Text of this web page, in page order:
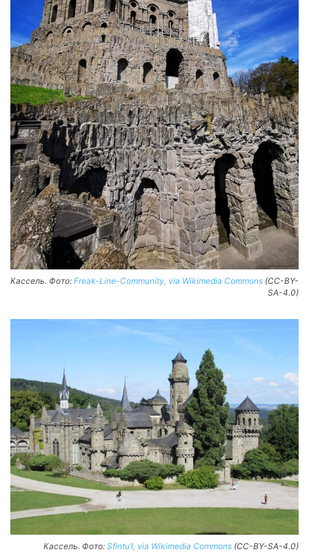
Кассель. Фото: Freak-Line-Community, via Wikimedia Commons (CC-BY-
SA-4.0)
Кассель. Фото: Sfintu1, via Wikimedia Commons (CC-BY-SA-4.0)